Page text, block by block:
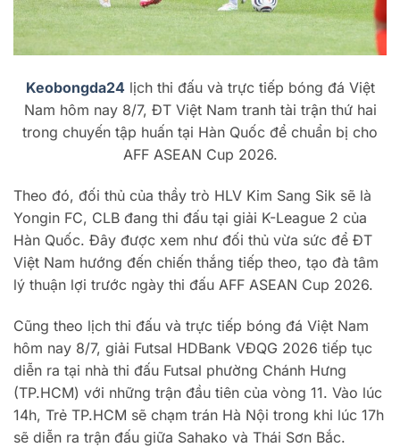
Keobongda24 lịch thi đấu và trực tiếp bóng đá Việt
Nam hôm nay 8/7, ĐT Việt Nam tranh tài trận thứ hai
trong chuyến tập huấn tại Hàn Quốc để chuẩn bị cho
AFF ASEAN Cup 2026.
Theo đó, đối thủ của thầy trò HLV Kim Sang Sik sẽ là
Yongin FC, CLB đang thi đấu tại giải K-League 2 của
Hàn Quốc. Đây được xem như đối thủ vừa sức để ĐT
Việt Nam hướng đến chiến thắng tiếp theo, tạo đà tâm
lý thuận lợi trước ngày thi đấu AFF ASEAN Cup 2026.
Cũng theo lịch thi đấu và trực tiếp bóng đá Việt Nam
hôm nay 8/7, giải Futsal HDBank VĐQG 2026 tiếp tục
diễn ra tại nhà thi đấu Futsal phường Chánh Hưng
(TP.HCM) với những trận đầu tiên của vòng 11. Vào lúc
14h, Trẻ TP.HCM sẽ chạm trán Hà Nội trong khi lúc 17h
sẽ diễn ra trận đấu giữa Sahako và Thái Sơn Bắc.